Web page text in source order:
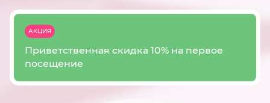
АКЦИЯ
Приветственная скидка 10% на первое
посещение